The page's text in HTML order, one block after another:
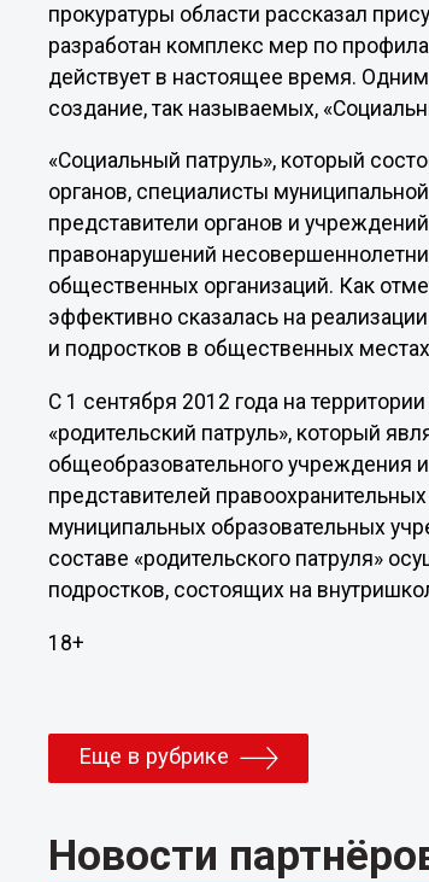
прокуратуры области рассказал
разработан комплекс мер по
действует в настоящее время.
создание, так называемых,
«Социальный патруль», который
органов, специалисты
представители органов и
правонарушений
общественных организаций. Как
эффективно сказалась на
и подростков в общественных
С 1 сентября 2012 года на
«родительский патруль», который
общеобразовательного учреждения
представителей
муниципальных образовательных
составе «родительского патруля»
подростков, состоящих на
18+
Еще в рубрике
Новости